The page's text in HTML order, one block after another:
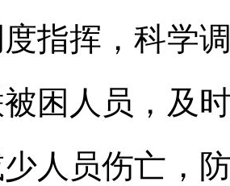
指挥，科学
困人员，及
人员伤亡，